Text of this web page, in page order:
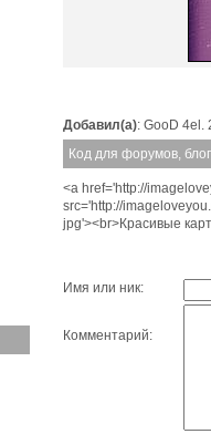
Добавил(а): GooD 4el.
Код для форумов,
<a href='http://
src='http://
jpg'><br>Красивые
Имя или ник:
Комментарий: